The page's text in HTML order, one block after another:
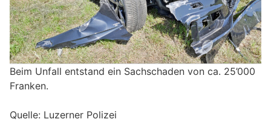
Beim Unfall entstand ein Sachschaden von ca. 25’000
Franken.
Quelle: Luzerner Polizei